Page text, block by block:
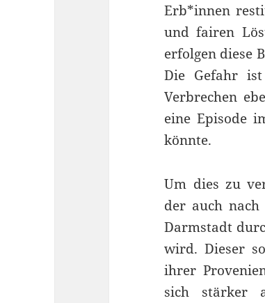
Erb*innen
und fairen
erfolgen diese
Die Gefahr
Verbrechen
eine Episode
könnte.
Um dies zu
der auch nach
Darmstadt
wird. Dieser
ihrer
sich stärker